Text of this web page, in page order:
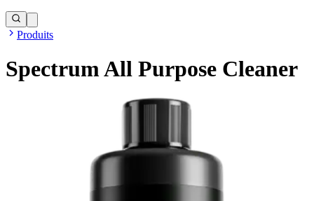
Produits
Spectrum All Purpose Cleaner